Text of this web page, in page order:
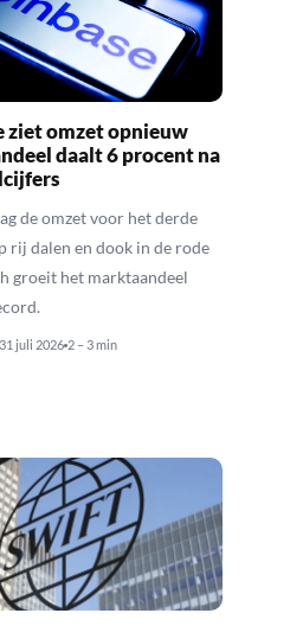
ziet omzet opnieuw
daalt 6 procent na
de omzet voor het derde
rij dalen en dook in de rode
groeit het marktaandeel
31 juli 2026 2 – 3 min